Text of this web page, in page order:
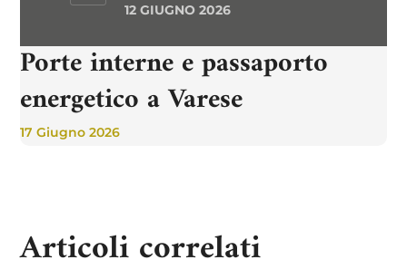
12 GIUGNO 2026
Porte interne e passaporto
energetico a Varese
17 Giugno 2026
Articoli correlati